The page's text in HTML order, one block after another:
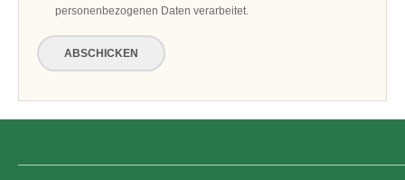
personenbezogenen Daten verarbeitet.
ABSCHICKEN